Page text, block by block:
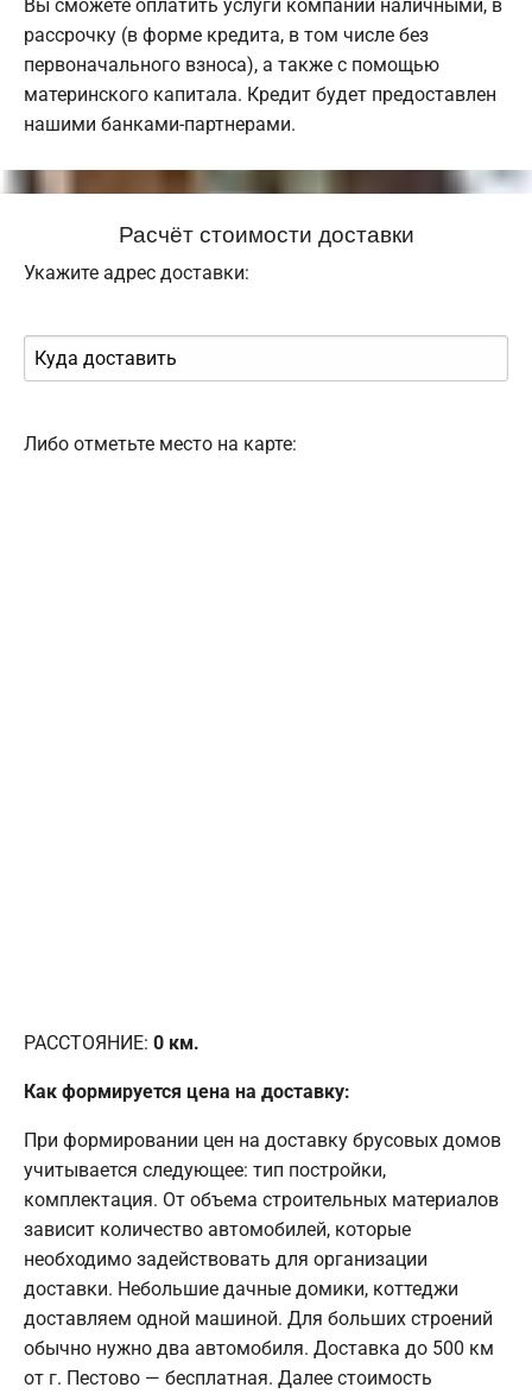
Вы сможете оплатить услуги компании наличными, в
рассрочку (в форме кредита, в том числе без
первоначального взноса), а также с помощью
материнского капитала. Кредит будет предоставлен
нашими банками-партнерами.
Расчёт стоимости доставки
Укажите адрес доставки:
Либо отметьте место на карте:
РАССТОЯНИЕ: 0 км.
Как формируется цена на доставку:
При формировании цен на доставку брусовых домов
учитывается следующее: тип постройки,
комплектация. От объема строительных материалов
зависит количество автомобилей, которые
необходимо задействовать для организации
доставки. Небольшие дачные домики, коттеджи
доставляем одной машиной. Для больших строений
обычно нужно два автомобиля. Доставка до 500 км
от г. Пестово — бесплатная. Далее стоимость